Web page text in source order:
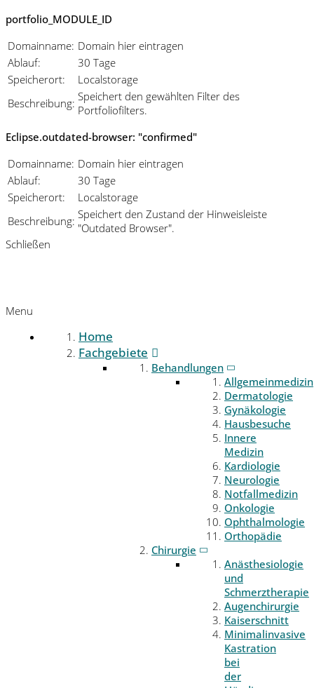
portfolio_MODULE_ID
Domainname: Domain hier eintragen
Ablauf:
30 Tage
Speicherort:
Localstorage
Beschreibung: Speichert den gewählten Filter des
Portfoliofilters.
Eclipse.outdated-browser: "confirmed"
Domainname: Domain hier eintragen
Ablauf:
30 Tage
Speicherort:
Localstorage
Beschreibung: Speichert den Zustand der Hinweisleiste
"Outdated Browser".
Schließen
Menu
Home
Fachgebiete
Behandlungen
Allgemeinmedizin
Dermatologie
Gynäkologie
Hausbesuche
Innere
Medizin
Kardiologie
Neurologie
Notfallmedizin
Onkologie
Ophthalmologie
Orthopädie
Chirurgie
Anästhesiologie
und
Schmerztherapie
Augenchirurgie
Kaiserschnitt
Minimalinvasive
Kastration
bei
der